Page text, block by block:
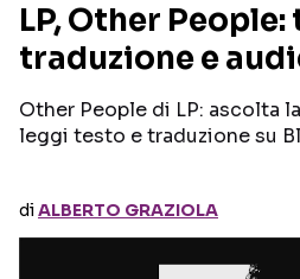
RECENSIONI MUSICALI
INTERVISTE
GOSSIP E CURIOSITÀ
LP, Other
traduzione e
Other People di LP: ascolta
leggi testo e traduzione su
diALBERTO GRAZIOLA